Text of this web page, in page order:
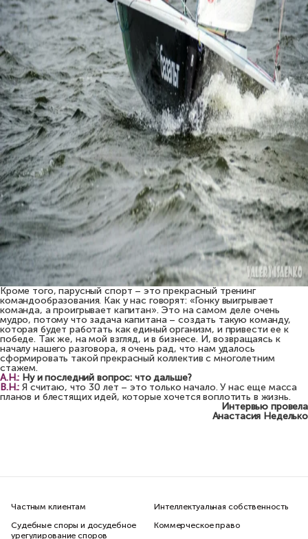
Кроме того, парусный спорт – это прекрасный тренинг
командообразования. Как у нас говорят: «Гонку выигрывает
команда, а проигрывает капитан». Это на самом деле очень
мудро, потому что задача капитана – создать такую команду,
которая будет работать как единый организм, и привести ее к
победе. Так же, на мой взгляд, и в бизнесе. И, возвращаясь к
началу нашего разговора, я очень рад, что нам удалось
сформировать такой прекрасный коллектив с многолетним
стажем.
А.Н.: Ну и последний вопрос: что дальше?
В.Н.:Я считаю, что 30 лет – это только начало. У нас еще масса
планов и блестящих идей, которые хочется воплотить в жизнь.
Интервью провела
Анастасия Неделько
Частным клиентам
Судебные споры и досудебное
урегулирование споров
Интеллектуальная собственность
Коммерческое право